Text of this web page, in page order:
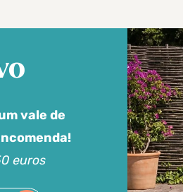
vale de
euros